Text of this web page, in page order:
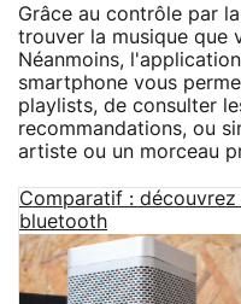
Grâce au contrôle par
trouver la musique que
Néanmoins, l'application
smartphone vous
playlists, de consulter
recommandations, ou
artiste ou un morceau
Comparatif : découvrez
bluetooth